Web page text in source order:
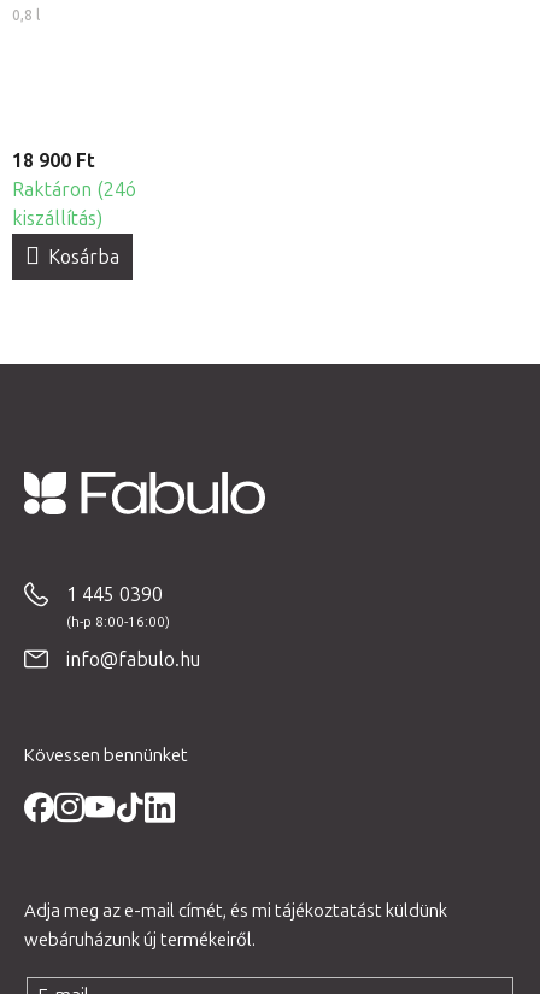
0,8 l
18 900 Ft
Raktáron (24ó
kiszállítás)
Kosárba
1 445 0390
info@fabulo.hu
Kövessen bennünket
Adja meg az e-mail címét, és mi tájékoztatást küldünk
webáruházunk új termékeiről.